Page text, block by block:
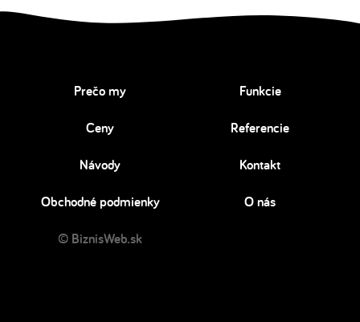
Prečo my Funkcie
Ceny Referencie
Návody Kontakt
Obchodné podmienky O nás
© BiznisWeb.sk